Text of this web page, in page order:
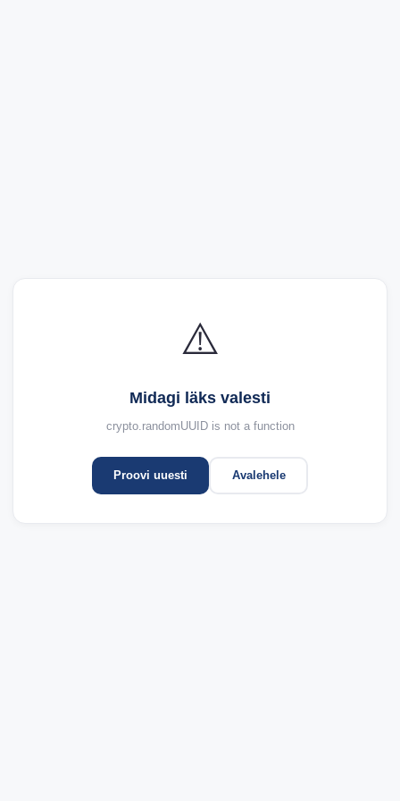
⚠️
Midagi läks valesti
crypto.randomUUID is not a function
Proovi uuesti Avalehele